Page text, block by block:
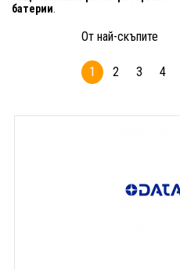
батерии
От най-скъпите
1 2 3 4